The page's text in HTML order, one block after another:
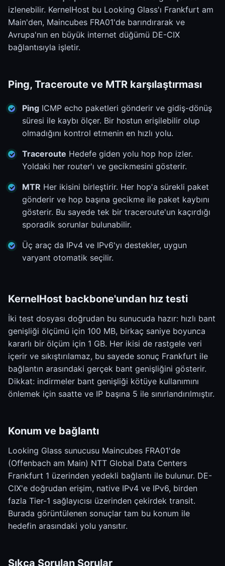
izlenebilir. KernelHost bu Looking Glass'ı Frankfurt am
Main'den, Maincubes FRA01'de barındırarak ve
Avrupa'nın en büyük internet düğümü DE-CIX
bağlantısıyla işletir.
Ping, Traceroute ve MTR karşılaştırması
Ping ICMP echo paketleri gönderir ve gidiş-dönüş
süresi ile kaybı ölçer. Bir hostun erişilebilir olup
olmadığını kontrol etmenin en hızlı yolu.
Traceroute Hedefe giden yolu hop hop izler.
Yoldaki her router'ı ve gecikmesini gösterir.
MTR Her ikisini birleştirir. Her hop'a sürekli paket
gönderir ve hop başına gecikme ile paket kaybını
gösterir. Bu sayede tek bir traceroute'un kaçırdığı
sporadik sorunlar bulunabilir.
Üç araç da IPv4 ve IPv6'yı destekler, uygun
varyant otomatik seçilir.
KernelHost backbone'undan hız testi
İki test dosyası doğrudan bu sunucuda hazır: hızlı bant
genişliği ölçümü için 100 MB, birkaç saniye boyunca
kararlı bir ölçüm için 1 GB. Her ikisi de rastgele veri
içerir ve sıkıştırılamaz, bu sayede sonuç Frankfurt ile
bağlantın arasındaki gerçek bant genişliğini gösterir.
Dikkat: indirmeler bant genişliği kötüye kullanımını
önlemek için saatte ve IP başına 5 ile sınırlandırılmıştır.
Konum ve bağlantı
Looking Glass sunucusu Maincubes FRA01'de
(Offenbach am Main) NTT Global Data Centers
Frankfurt 1 üzerinden yedekli bağlantı ile bulunur. DE-
CIX'e doğrudan erişim, native IPv4 ve IPv6, birden
fazla Tier-1 sağlayıcısı üzerinden çekirdek transit.
Burada görüntülenen sonuçlar tam bu konum ile
hedefin arasındaki yolu yansıtır.
Sıkça Sorulan Sorular